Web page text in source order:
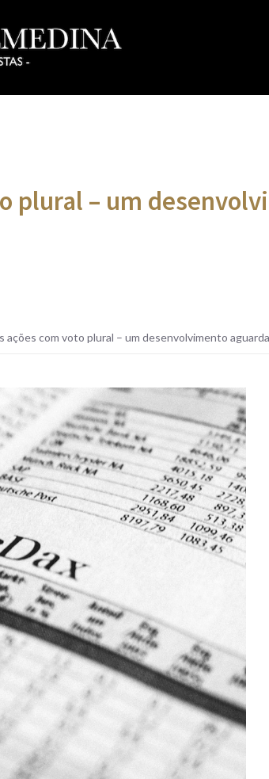
plural – um
ações com voto plural – um desenvolvimento